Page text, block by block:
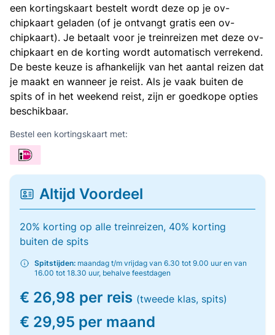
een kortingskaart bestelt wordt deze op je ov-
chipkaart geladen (of je ontvangt gratis een ov-
chipkaart). Je betaalt voor je treinreizen met deze ov-
chipkaart en de korting wordt automatisch verrekend.
De beste keuze is afhankelijk van het aantal reizen dat
je maakt en wanneer je reist. Als je vaak buiten de
spits of in het weekend reist, zijn er goedkope opties
beschikbaar.
Bestel een kortingskaart met:
Altijd Voordeel
20% korting op alle treinreizen, 40% korting
buiten de spits
Spitstijden: maandag t/m vrijdag van 6.30 tot 9.00 uur en van
16.00 tot 18.30 uur, behalve feestdagen
€ 26,98 per reis (tweede klas, spits)
€ 29,95 per maand